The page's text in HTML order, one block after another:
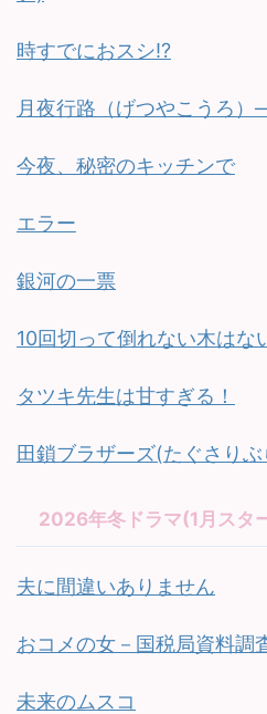
時すでにおスシ!?
月夜行路（げつやこうろ
今夜、秘密のキッチンで
エラー
銀河の一票
10回切って倒れない木はな
タツキ先生は甘すぎる！
田鎖ブラザーズ(たぐさり
2026年冬ドラマ(1月スタ
夫に間違いありません
おコメの女－国税局資料調
未来のムスコ